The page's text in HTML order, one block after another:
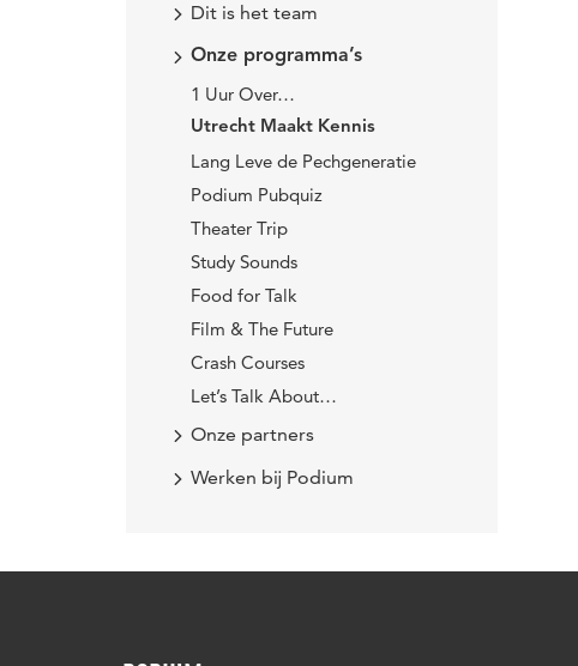
Dit is het team
Onze programma’s
1 Uur Over…
Utrecht Maakt Kennis
Lang Leve de Pechgeneratie
Podium Pubquiz
Theater Trip
Study Sounds
Food for Talk
Film & The Future
Crash Courses
Let’s Talk About…
Onze partners
Werken bij Podium